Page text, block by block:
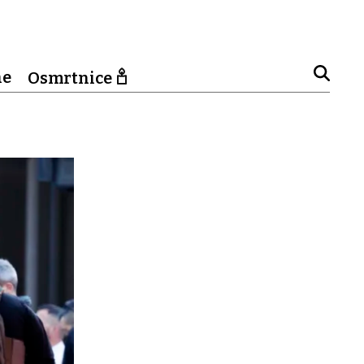
Osmrtnice